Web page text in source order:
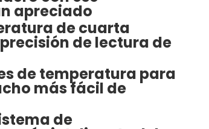
apreciado
de cuarta
de lectura de
de temperatura para
más fácil de
de